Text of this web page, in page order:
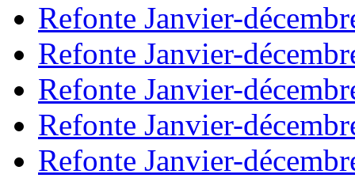
Refonte Janvier-
Refonte Janvier-
Refonte Janvier-
Refonte Janvier-
Refonte Janvier-